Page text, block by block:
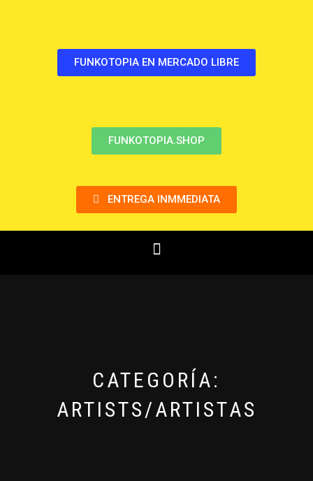
FUNKOTOPIA EN MERCADO LIBRE
FUNKOTOPIA.SHOP
ENTREGA INMMEDIATA
CATEGORÍA:
ARTISTS/ARTISTAS